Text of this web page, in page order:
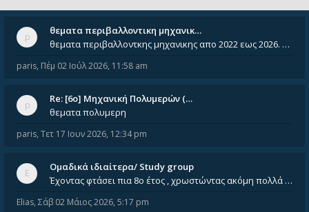
θεματα περιβαλλοντικη μηχανικ…
θεματα περιβαλλοντκης μηχανικης απο 2022 εως 2026. Δεν ειναι μεσα του Σεπτεμβιου του 2025. Αν τα εχει καποιος ας τα ανε
paris, Πέμ 02 Ιούλ 2026, 11:58 am
Re: [6o] Mηχανική Πολυμερών (…
θεματα πολυμερη
paris, Τετ 17 Ιουν 2026, 12:34 pm
Ομαδικά ιδιαίτερα/ Study group
Έχοντας φτάσει πια 8ο έτος , χρωστώντας ακόμη πολλά και χωρίς καμία όρεξη ούτε να διαβάσω μόνος μου ούτε να παρακολουθήσ
Elias, Σάβ 02 Μάιος 2026, 5:17 pm